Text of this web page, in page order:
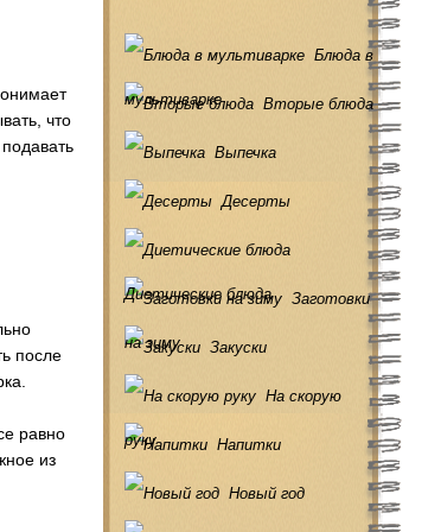
что
после
равно
из
Блюда в
мультиварке Вторые блюда
Выпечка
Десерты
Диетические блюда Заготовки
на зиму Закуски
На скорую
руку Напитки
Новый год